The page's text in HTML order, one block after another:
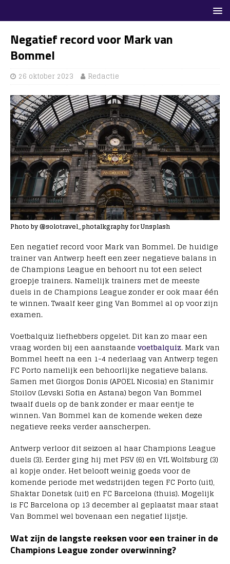
Negatief record voor Mark van
Bommel
26 oktober 2023 Redactie
Photo by @solotravel_photalkgraphy for Unsplash
Een negatief record voor Mark van Bommel. De huidige
trainer van Antwerp heeft een zeer negatieve balans in
de Champions League en behoort nu tot een select
groepje trainers. Namelijk trainers met de meeste
duels in de Champions League zonder er ook maar één
te winnen. Twaalf keer ging Van Bommel al op voor zijn
examen.
Voetbalquiz liefhebbers opgelet. Dit kan zo maar een
vraag worden bij een aanstaande voetbalquiz. Mark van
Bommel heeft na een 1-4 nederlaag van Antwerp tegen
FC Porto namelijk een behoorlijke negatieve balans.
Samen met Giorgos Donis (APOEL Nicosia) en Stanimir
Stoilov (Levski Sofia en Astana) begon Van Bommel
twaalf duels op de bank zonder er maar eentje te
winnen. Van Bommel kan de komende weken deze
negatieve reeks verder aanscherpen.
Antwerp verloor dit seizoen al haar Champions League
duels (3). Eerder ging hij met PSV (6) en VfL Wolfsburg (3)
al kopje onder. Het belooft weinig goeds voor de
komende periode met wedstrijden tegen FC Porto (uit),
Shaktar Donetsk (uit) en FC Barcelona (thuis). Mogelijk
is FC Barcelona op 13 december al geplaatst maar staat
Van Bommel wel bovenaan een negatief lijstje.
Wat zijn de langste reeksen voor een trainer in de
Champions League zonder overwinning?